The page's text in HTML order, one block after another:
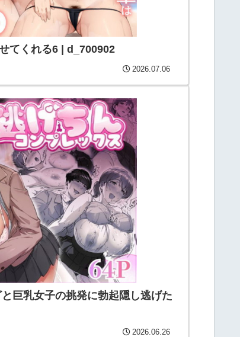
てくれる6 | d_700902
2026.07.06
巨乳女子の挑発に勃起隠し逃げた
2026.06.26